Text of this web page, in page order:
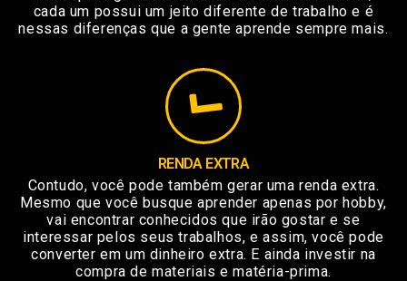
cada um possui um jeito diferente de trabalho e é
nessas diferenças que a gente aprende sempre mais.
RENDA EXTRA
Contudo, você pode também gerar uma renda extra.
Mesmo que você busque aprender apenas por hobby,
vai encontrar conhecidos que irão gostar e se
interessar pelos seus trabalhos, e assim, você pode
converter em um dinheiro extra. E ainda investir na
compra de materiais e matéria-prima.